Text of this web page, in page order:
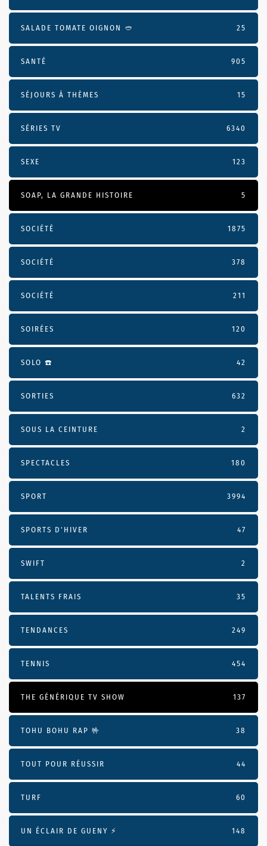
SALADE TOMATE OIGNON 🥙 25
SANTÉ 905
SÉJOURS À THÈMES 15
SÉRIES TV 6340
SEXE 123
SOAP, LA GRANDE HISTOIRE 5
SOCIÉTÉ 1875
SOCIÉTÉ 378
SOCIÉTÉ 211
SOIRÉES 120
SOLO ☎️ 42
SORTIES 632
SOUS LA CEINTURE 2
SPECTACLES 180
SPORT 3994
SPORTS D'HIVER 47
SWIFT 2
TALENTS FRAIS 35
TENDANCES 249
TENNIS 454
THE GÉNÉRIQUE TV SHOW 137
TOHU BOHU RAP 🤟 38
TOUT POUR RÉUSSIR 44
TURF 60
UN ÉCLAIR DE GUENY ⚡️ 148